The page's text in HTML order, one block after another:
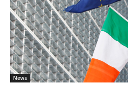
News